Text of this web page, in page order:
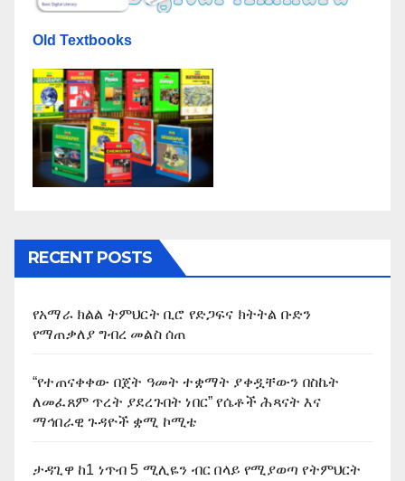
Old Textbooks
RECENT POSTS
የአማራ ክልል ትምህርት ቢሮ የድጋፍና ክትትል ቡድን
የማጠቃለያ ግብረ መልስ ሰጠ
“የተጠናቀቀው በጀት ዓመት ተቋማት ያቀዷቸውን በስኬት
ለመፈጸም ጥረት ያደረጉበት ነበር” የሴቶች ሕጻናት እና
ማኅበራዊ ጉዳዮች ቋሚ ኮሚቴ
ታዳጊዋ ከ1 ነጥብ 5 ሚሊዬን ብር በላይ የሚያወጣ የትምህርት